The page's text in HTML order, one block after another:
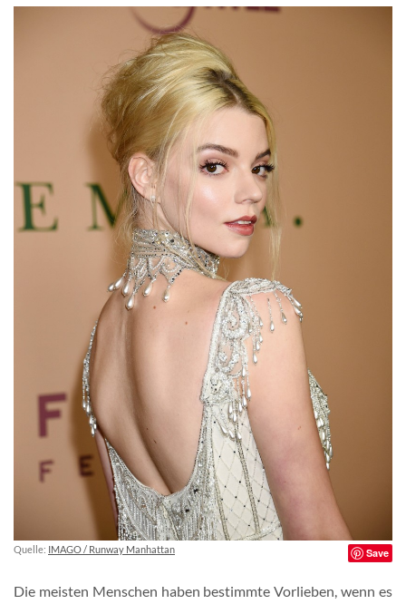
Quelle: IMAGO / Runway Manhattan Save
Die meisten Menschen haben bestimmte Vorlieben, wenn es